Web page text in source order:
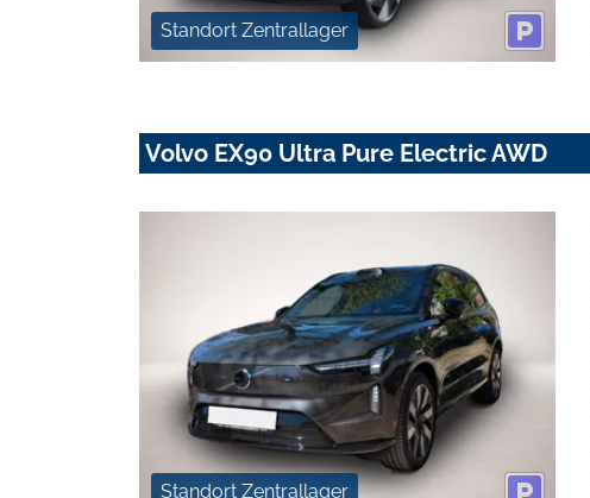
Standort Zentrallager
Volvo EX90 Ultra Pure Electric AWD
Standort Zentrallager